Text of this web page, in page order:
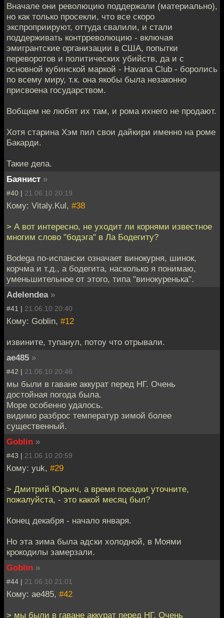
Вначале они революцию поддержали (материально),
но как только просекли, что все скоро
экспроприируют, оттуда свалили, и стали
поддерживать контрреволюцию - включая
эмигрантские организации в США, попытки
переворотов и политических убийств, да и с
основной кубинской маркой - Havana Club - боролись
по всему миру, т.к. она якобы была незаконно
присвоена государством.
Вобщем не любят их там, и рома ихнего не продают.
Хотя старина Хэм пил свои дайкири именно на роме
Бакарди.
Такие дела.
Баянист »
#40 | 21.06.10 20:19
Кому: Vitaly.Kul, #38
> А вот интересно, не уходит ли корнями известное
многим слово "бодэга" в Ла Бодегиту?
Bodega по-испански означает винокурня, шинок,
корчма и т.д., а бодегита, насколько я понимаю,
уменьшительное от этого, типа "винокуренька".
Adelendea »
#41 | 21.06.10 20:40
Кому: Goblin, #12
извините, тупанул, потоу что отрывали.
ae485 »
#42 | 21.06.10 20:46
мы были в гаване аккурат перед НГ. Очень
достойная погода была.
Море особенно удалось.
видимо разброс температур зимой более
существенный.
Goblin »
#43 | 21.06.10 20:59
Кому: yuk, #29
> Дмитрий Юрьич, а время поездки уточните,
пожалуйста, - это какой месяц был?
Конец декабря - начало января.
Но эта зима была адски холодной, в Моями
крокодилы замерзали.
Goblin »
#44 | 21.06.10 21:01
Кому: ae485, #42
> мы были в гаване аккурат перед НГ. Очень